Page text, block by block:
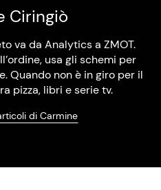
Ciringiò
va da Analytics a ZMOT.
usa gli schemi per
Quando non è in giro per il
pizza, libri e serie tv.
di Carmine